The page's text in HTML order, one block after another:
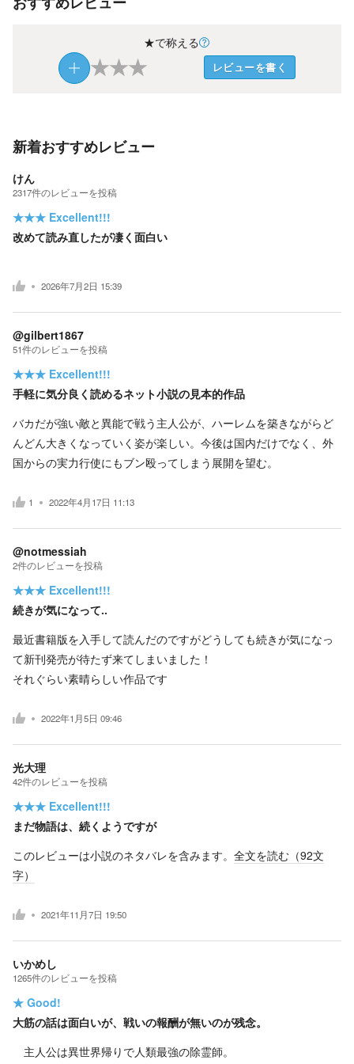
★で称える
★★★ レビューを書く
新着おすすめレビュー
けん
2317件のレビューを投稿
★★★ Excellent!!!
改めて読み直したが凄く面白い
2026年7月2日 15:39
@gilbert1867
51件のレビューを投稿
★★★ Excellent!!!
手軽に気分良く読めるネット小説の見本的作品
バカだが強い敵と異能で戦う主人公が、ハーレムを築きながらど
んどん大きくなっていく姿が楽しい。今後は国内だけでなく、外
国からの実力行使にもブン殴ってしまう展開を望む。
1 2022年4月17日 11:13
@notmessiah
2件のレビューを投稿
★★★ Excellent!!!
続きが気になって‥
最近書籍版を入手して読んだのですがどうしても続きが気になっ
て新刊発売が待たず来てしまいました！
それぐらい素晴らしい作品です
2022年1月5日 09:46
光大理
42件のレビューを投稿
★★★ Excellent!!!
まだ物語は、続くようですが
このレビューは小説のネタバレを含みます。 全文を読む（92文
字）
2021年11月7日 19:50
いかめし
1265件のレビューを投稿
★ Good!
大筋の話は面白いが、戦いの報酬が無いのが残念。
主人公は異世界帰りで人類最強の除霊師。